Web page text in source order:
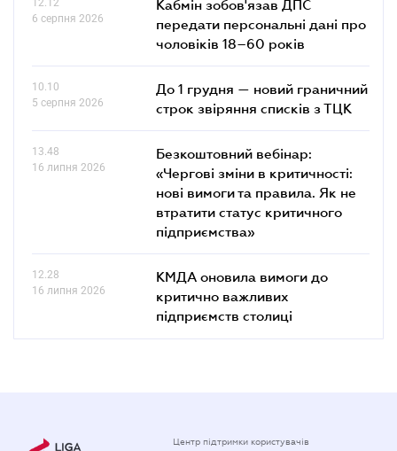
6 серпня 2026
Кабмін зобов'язав ДПС
передати персональні дані про
чоловіків 18–60 років
10.10
5 серпня 2026
До 1 грудня — новий граничний
строк звіряння списків з ТЦК
13.48
16 липня 2026
Безкоштовний вебінар:
«Чергові зміни в критичності:
нові вимоги та правила. Як не
втратити статус критичного
підприємства»
12.28
16 липня 2026
КМДА оновила вимоги до
критично важливих
підприємств столиці
Центр підтримки користувачів